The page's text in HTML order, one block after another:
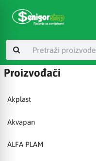
Proizvođači
Akplast
Akvapan
ALFA PLAM